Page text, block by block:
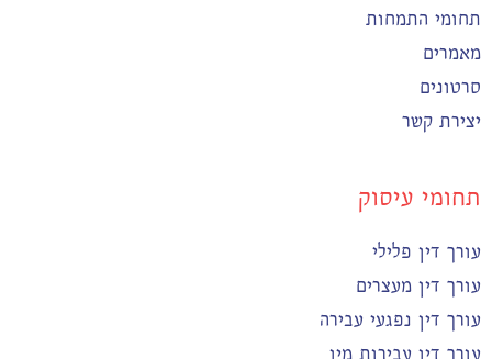
תחומי התמחות
מאמרים
סרטונים
יצירת קשר
תחומי עיסוק
עורך דין פלילי
עורך דין מעצרים
עורך דין נפגעי עבירה
עורך דין עבירות מין